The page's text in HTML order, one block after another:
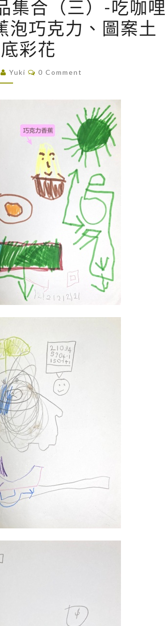
繪
畫
]
2
0
2
集
（
三
）
-
吃
咖
、
貓
與
花
、
香
蕉
泡
巧
克
力
、
圖
、
集合（三）-吃咖哩
泡巧克力、圖案土
彩花
Yuki
C
E
S
0 Comment